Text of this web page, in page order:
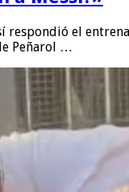
respondió el
Peñarol …